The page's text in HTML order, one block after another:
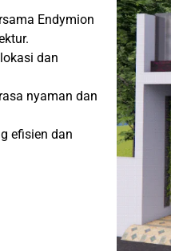
Endymion
dan
nyaman dan
efisien dan